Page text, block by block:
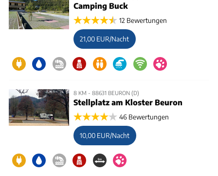
Camping Buck
12 Bewertungen
21,00 EUR/Nacht
8 KM - 88631 BEURON (D)
Stellplatz am Kloster Beuron
46 Bewertungen
10,00 EUR/Nacht